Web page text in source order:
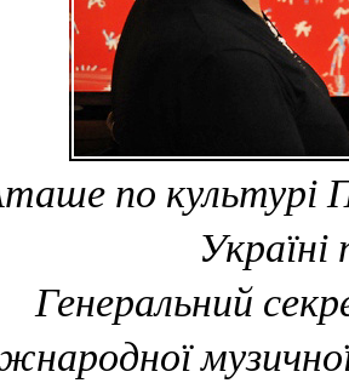
по культурі
Генеральний